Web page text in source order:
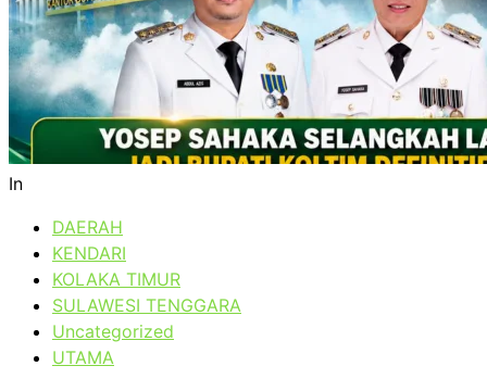
In
DAERAH
KENDARI
KOLAKA TIMUR
SULAWESI TENGGARA
Uncategorized
UTAMA